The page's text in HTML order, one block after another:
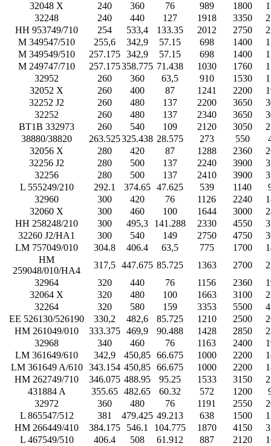
32048 X
240 360 76 989 1800
32248
240 440 127 1918 3350
HH 953749/710
254 533,4 133.35 2012 2750
M 349547/510
255,6 342,9 57.15 698 1400
M 349549/510
257.175 342,9 57.15 698 1400
M 249747/710
257.175358.775 71.438 1030 1760
32952
260 360 63,5 910 1530
32052 X
260 400 87 1241 2200
32252 J2
260 480 137 2200 3650
32252
260 480 137 2340 3650
BT1B 332973
260 540 109 2120 3050
38880/38820
263.525325.438 28.575 273 550
32056 X
280 420 87 1288 2360
32256 J2
280 500 137 2240 3900
32256
280 500 137 2410 3900
L 555249/210
292.1 374.65 47.625 539 1140
32960
300 420 76 1126 2240
32060 X
300 460 100 1644 3000
HH 258248/210
300 495,3 141.288 2330 4550
32260 J2/HA1
300 540 149 2750 4750
LM 757049/010
304.8 406.4 63,5 775 1700
HM
259048/010/HA4
317,5 447.675 85.725 1363 2700
32964
320 440 76 1156 2360
32064 X
320 480 100 1663 3100
32264
320 580 159 3353 5500
EE 526130/526190
330,2 482,6 85.725 1210 2500
HM 261049/010
333.375 469,9 90.488 1428 2850
32968
340 460 76 1163 2400
LM 361649/610
342,9 450,85 66.675 1000 2200
LM 361649 A/610
343.154 450,85 66.675 1000 2200
HM 262749/710
346.075 488.95 95.25 1533 3150
431884 A
355.65 482.65 60.32 572 1200
32972
360 480 76 1191 2550
L 865547/512
381 479.425 49.213 638 1500
HM 266449/410
384.175 546.1 104.775 1870 4150
L 467549/510
406.4 508 61.912 887 2120